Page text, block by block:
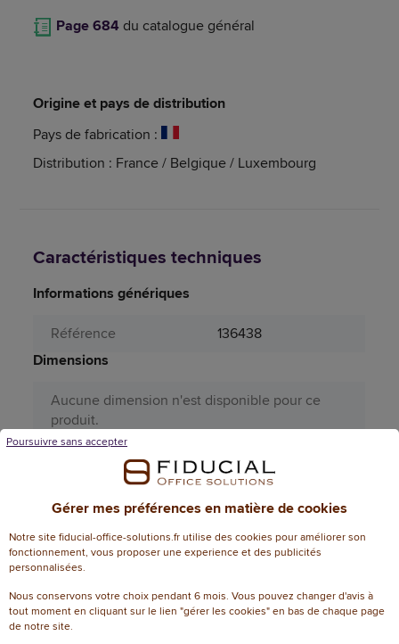
Page 684 du catalogue général
Origine et pays de distribution
Pays de fabrication :
Distribution : France / Belgique / Luxembourg
Caractéristiques techniques
Informations génériques
Référence
136438
Dimensions
Aucune dimension n'est disponible pour ce
produit.
Attributs spécifiques
Non
Couleur (sauvegarde
Format de fenêtre
Non
Gérer mes préférences en matière de cookies
Notre site fiducial-office-solutions.fr utilise des cookies pour améliorer son
fonctionnement, vous proposer une experience et des publicités
personnalisées.
Nous conservons votre choix pendant 6 mois. Vous pouvez changer d'avis à
tout moment en cliquant sur le lien "gérer les cookies" en bas de chaque page
de notre site.
Poursuivre sans accepter